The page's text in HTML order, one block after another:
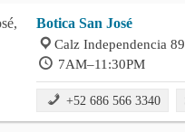
Botica San José
Calz Independencia
7AM–11:30PM
+52 686 566 3340